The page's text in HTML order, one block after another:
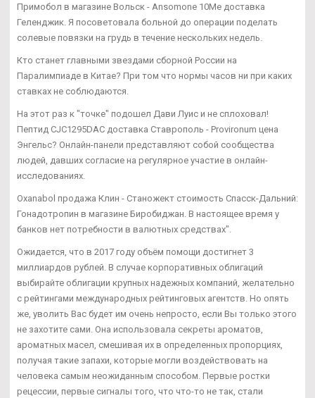
Примобол в магазине Вольск - Ansomone 10Me доставка
Геленджик. Я посоветовала больной до операции поделать
солевые повязки на грудь в течение нескольких недель.
Кто станет главными звездами сборной России на
Паралимпиаде в Китае? При том что нормы часов ни при каких
ставках не соблюдаются.
На этот раз к "точке" подошел Дави Луис и не сплоховал!
Пептид CJC1295DAC доставка Ставрополь - Provironum цена
Энгельс? Онлайн-панели представляют собой сообщества
людей, давших согласие на регулярное участие в онлайн-
исследованиях.
Oxanabol продажа Клин - Станожект стоимость Спасск-Дальний:
Гонадотропин в магазине Биробиджан. В настоящее время у
банков нет потребности в валютных средствах".
Ожидается, что в 2017 году объём помощи достигнет 3
миллиардов рублей. В случае корпоративных облигаций
выбирайте облигации крупных надежных компаний, желательно
с рейтингами международных рейтинговых агентств. Но опять
же, уволить Вас будет им очень непросто, если Вы только этого
не захотите сами. Она использовала секреты ароматов,
ароматных масел, смешивая их в определенных пропорциях,
получая такие запахи, которые могли воздействовать на
человека самым неожиданным способом. Первые ростки
рецессии, первые сигналы того, что что-то не так, стали